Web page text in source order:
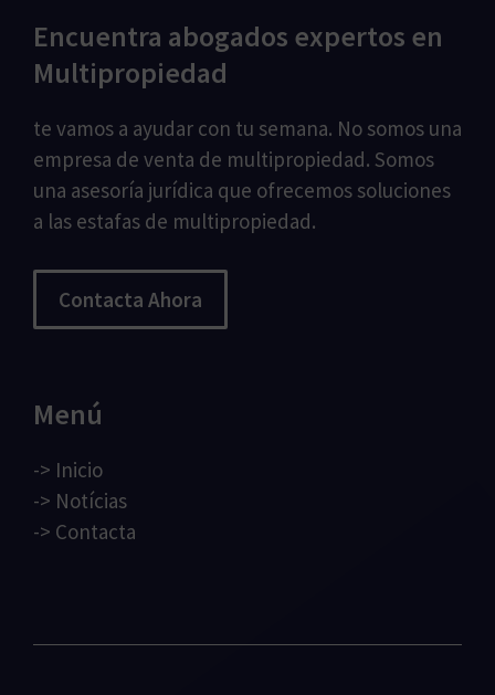
Encuentra abogados expertos en
Multipropiedad
te vamos a ayudar con tu semana. No somos una
empresa de venta de multipropiedad. Somos
una asesoría jurídica que ofrecemos soluciones
a las estafas de multipropiedad.
Contacta Ahora
Menú
-> Inicio
-> Notícias
-> Contacta